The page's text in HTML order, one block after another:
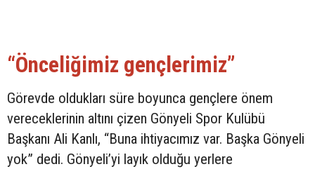
“Önceliğimiz gençlerimiz”
Görevde oldukları süre boyunca gençlere önem
vereceklerinin altını çizen Gönyeli Spor Kulübü
Başkanı Ali Kanlı, “Buna ihtiyacımız var. Başka Gönyeli
yok” dedi. Gönyeli’yi layık olduğu yerlere